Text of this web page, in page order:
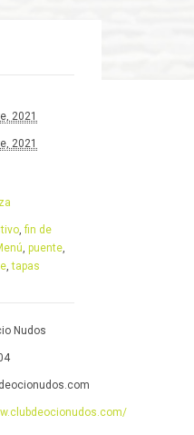
2021
2021
,fin de
, puente,
,tapas
Nudos